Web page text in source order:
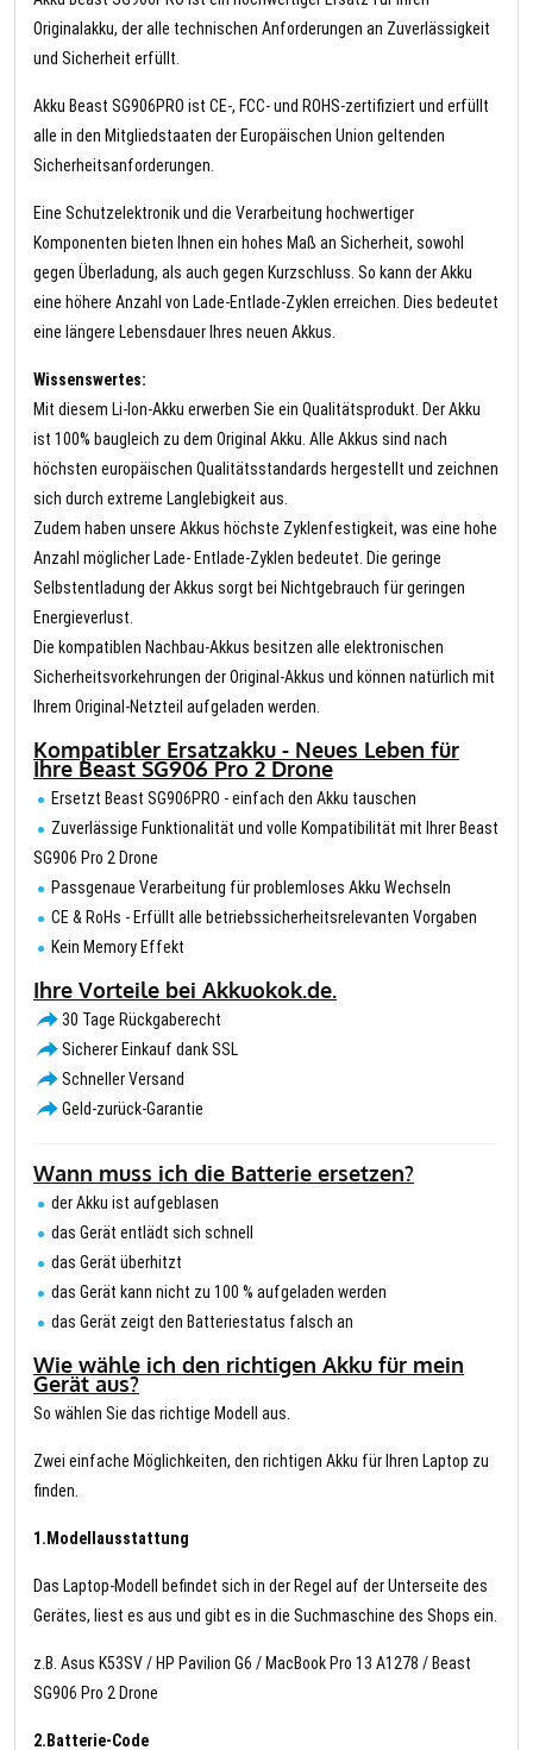
Originalakku, der alle technischen Anforderungen an Zuverlässigkeit
und Sicherheit erfüllt.
Akku Beast SG906PRO ist CE-, FCC- und ROHS-zertifiziert und erfüllt
alle in den Mitgliedstaaten der Europäischen Union geltenden
Sicherheitsanforderungen.
Eine Schutzelektronik und die Verarbeitung hochwertiger
Komponenten bieten Ihnen ein hohes Maß an Sicherheit, sowohl
gegen Überladung, als auch gegen Kurzschluss. So kann der Akku
eine höhere Anzahl von Lade-Entlade-Zyklen erreichen. Dies bedeutet
eine längere Lebensdauer Ihres neuen Akkus.
Wissenswertes:
Mit diesem Li-Ion-Akku erwerben Sie ein Qualitätsprodukt. Der Akku
ist 100% baugleich zu dem Original Akku. Alle Akkus sind nach
höchsten europäischen Qualitätsstandards hergestellt und zeichnen
sich durch extreme Langlebigkeit aus.
Zudem haben unsere Akkus höchste Zyklenfestigkeit, was eine hohe
Anzahl möglicher Lade- Entlade-Zyklen bedeutet. Die geringe
Selbstentladung der Akkus sorgt bei Nichtgebrauch für geringen
Energieverlust.
Die kompatiblen Nachbau-Akkus besitzen alle elektronischen
Sicherheitsvorkehrungen der Original-Akkus und können natürlich mit
Ihrem Original-Netzteil aufgeladen werden.
Kompatibler Ersatzakku - Neues Leben für
Ihre Beast SG906 Pro 2 Drone
Ersetzt Beast SG906PRO - einfach den Akku tauschen
Zuverlässige Funktionalität und volle Kompatibilität mit Ihrer Beast
SG906 Pro 2 Drone
Passgenaue Verarbeitung für problemloses Akku Wechseln
CE & RoHs - Erfüllt alle betriebssicherheitsrelevanten Vorgaben
Kein Memory Effekt
Ihre Vorteile bei Akkuokok.de.
30 Tage Rückgaberecht
Sicherer Einkauf dank SSL
Schneller Versand
Geld-zurück-Garantie
Wann muss ich die Batterie ersetzen?
der Akku ist aufgeblasen
das Gerät entlädt sich schnell
das Gerät überhitzt
das Gerät kann nicht zu 100 % aufgeladen werden
das Gerät zeigt den Batteriestatus falsch an
Wie wähle ich den richtigen Akku für mein
Gerät aus?
So wählen Sie das richtige Modell aus.
Zwei einfache Möglichkeiten, den richtigen Akku für Ihren Laptop zu
finden.
1.Modellausstattung
Das Laptop-Modell befindet sich in der Regel auf der Unterseite des
Gerätes, liest es aus und gibt es in die Suchmaschine des Shops ein.
z.B. Asus K53SV / HP Pavilion G6 / MacBook Pro 13 A1278 / Beast
SG906 Pro 2 Drone
2.Batterie-Code